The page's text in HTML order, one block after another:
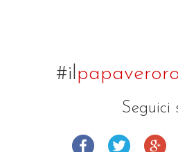
#il
Seguici